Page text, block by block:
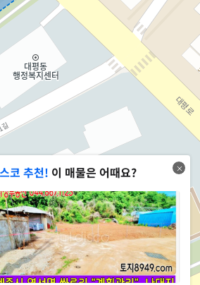
코 추천! 이 매물은 어때요?